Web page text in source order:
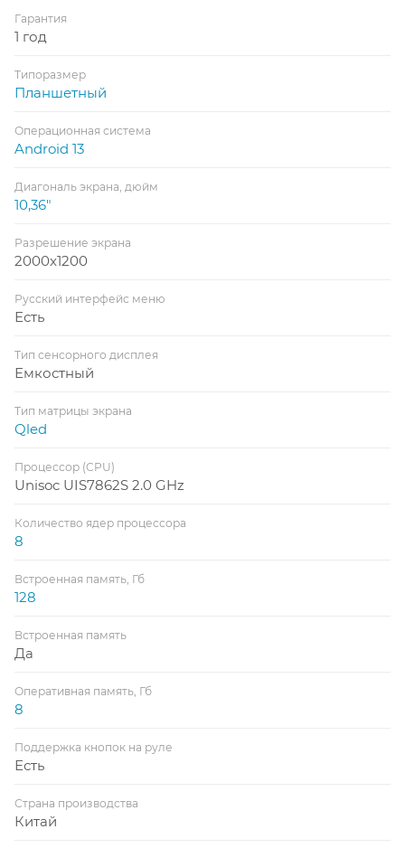
Гарантия
1 год
Типоразмер
Планшетный
Операционная система
Android 13
Диагональ экрана, дюйм
10,36"
Разрешение экрана
2000x1200
Русский интерфейс меню
Есть
Тип сенсорного дисплея
Емкостный
Тип матрицы экрана
Qled
Процессор (CPU)
Unisoc UIS7862S 2.0 GHz
Количество ядер процессора
8
Встроенная память, Гб
128
Встроенная память
Да
Оперативная память, Гб
8
Поддержка кнопок на руле
Есть
Страна производства
Китай